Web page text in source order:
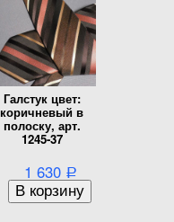
Галстук цвет:
коричневый в
полоску, арт.
1245-37
1 630 Р